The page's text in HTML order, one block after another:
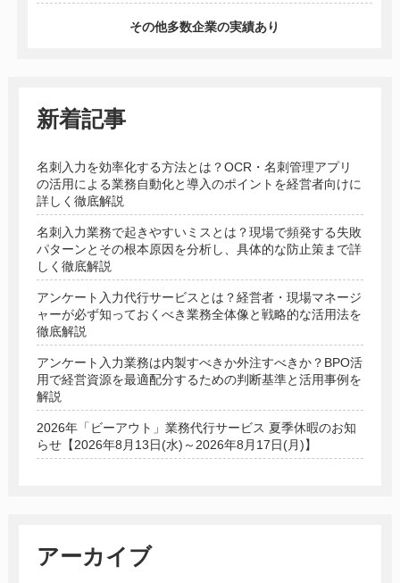
その他多数企業の実績あり
新着記事
名刺入力を効率化する方法とは？OCR・名刺管理アプリ
の活用による業務自動化と導入のポイントを経営者向けに
詳しく徹底解説
名刺入力業務で起きやすいミスとは？現場で頻発する失敗
パターンとその根本原因を分析し、具体的な防止策まで詳
しく徹底解説
アンケート入力代行サービスとは？経営者・現場マネージ
ャーが必ず知っておくべき業務全体像と戦略的な活用法を
徹底解説
アンケート入力業務は内製すべきか外注すべきか？BPO活
用で経営資源を最適配分するための判断基準と活用事例を
解説
2026年「ビーアウト」業務代行サービス 夏季休暇のお知
らせ【2026年8月13日(水)～2026年8月17日(月)】
アーカイブ